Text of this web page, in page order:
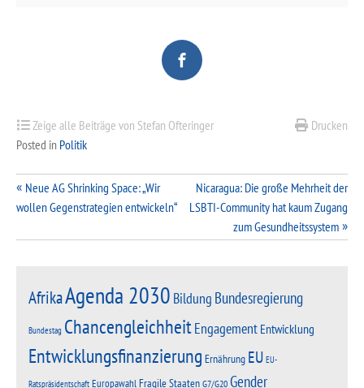
Drucken
Zeige alle Beiträge von Stefan Ofteringer
Posted in Politik
Beitragsnavigation
Neue AG Shrinking Space: „Wir
wollen Gegenstrategien entwickeln“
Nicaragua: Die große Mehrheit der
LSBTI-Community hat kaum Zugang
zum Gesundheitssystem
AfrikaAgenda 2030 Bildung Bundesregierung
Bundestag ChancengleichheitEngagement Entwicklung
Entwicklungsfinanzierung Ernährung EU EU-
Ratspräsidentschaft EuropawahlFragile StaatenG7/G20Gender